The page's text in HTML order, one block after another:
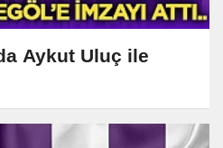
Aykut Uluç ile